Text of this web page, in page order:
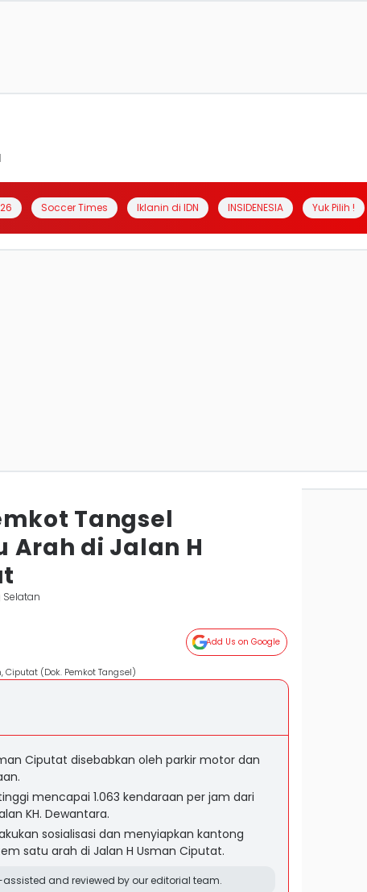
Soccer Times Iklanin di IDN INSIDENESIA Yuk Pilih !
Tangsel
Arah di Jalan H
Selatan
Add Us on Google
(Dok. Pemkot Tangsel)
Ciputat disebabkan oleh parkir motor dan
mencapai 1.063 kendaraan per jam dari
KH. Dewantara.
sosialisasi dan menyiapkan kantong
satu arah di Jalan H Usman Ciputat.
and reviewed by our editorial team.